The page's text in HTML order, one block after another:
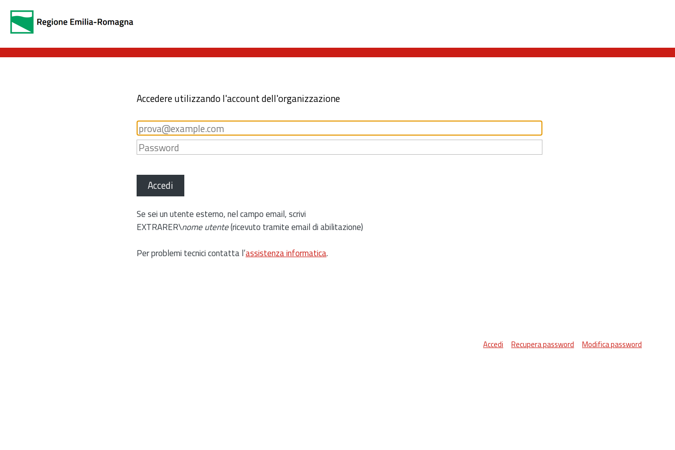
Accedere utilizzando l'account dell'organizzazione
Accedi
Se sei un utente esterno, nel campo email, scrivi
EXTRARER\nome utente(ricevuto tramite email di abilitazione)
Per problemi tecnici contatta l’assistenza informatica.
Accedi Recupera password Modifica password